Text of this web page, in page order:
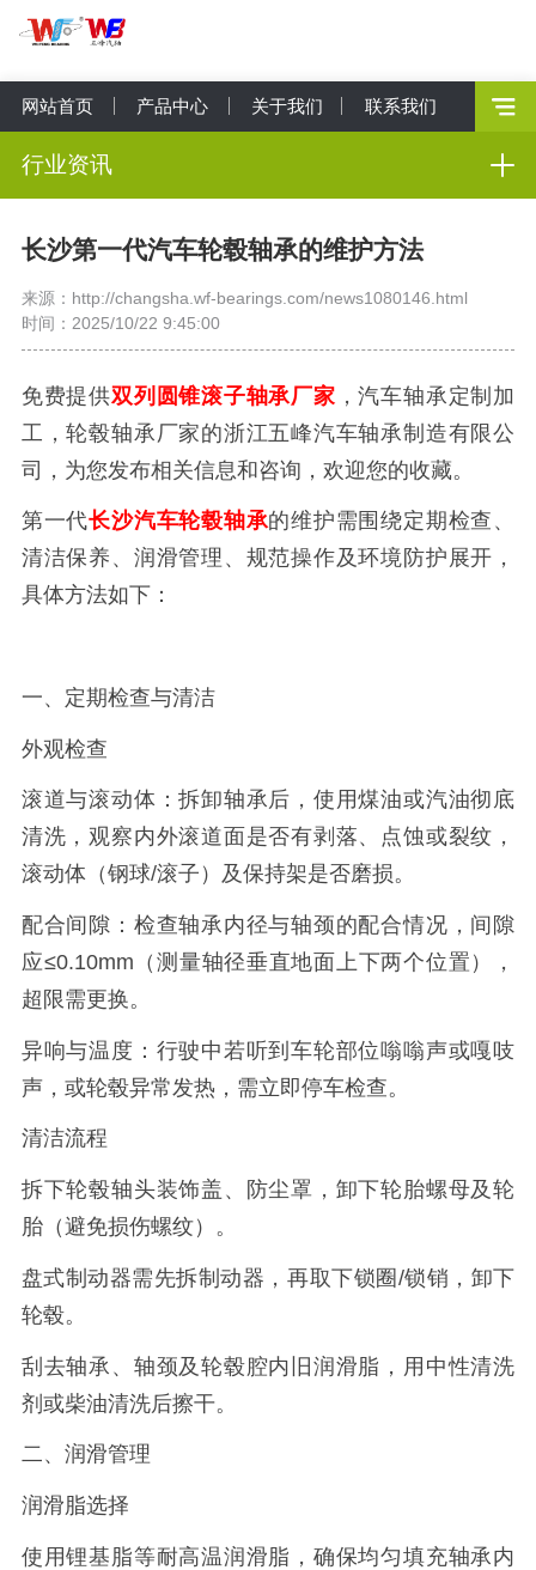
网站首页 产品中心 关于我们 联系我们
行业资讯
长沙第一代汽车轮毂轴承的维护方法
来源：http://changsha.wf-bearings.com/news1080146.html
时间：2025/10/22 9:45:00
免费提供双列圆锥滚子轴承厂家 ，汽车轴承定制加
工，轮毂轴承厂家的浙江五峰汽车轴承制造有限公
司，为您发布相关信息和咨询，欢迎您的收藏。
第一代长沙汽车轮毂轴承的维护需围绕定期检查、
清洁保养、润滑管理、规范操作及环境防护展开，
具体方法如下：
一、定期检查与清洁
外观检查
滚道与滚动体：拆卸轴承后，使用煤油或汽油彻底
清洗，观察内外滚道面是否有剥落、点蚀或裂纹，
滚动体（钢球/滚子）及保持架是否磨损。
配合间隙：检查轴承内径与轴颈的配合情况，间隙
应≤0.10mm（测量轴径垂直地面上下两个位置），
超限需更换。
异响与温度：行驶中若听到车轮部位嗡嗡声或嘎吱
声，或轮毂异常发热，需立即停车检查。
清洁流程
拆下轮毂轴头装饰盖、防尘罩，卸下轮胎螺母及轮
胎（避免损伤螺纹）。
盘式制动器需先拆制动器，再取下锁圈/锁销，卸下
轮毂。
刮去轴承、轴颈及轮毂腔内旧润滑脂，用中性清洗
剂或柴油清洗后擦干。
二、润滑管理
润滑脂选择
使用锂基脂等耐高温润滑脂，确保均匀填充轴承内